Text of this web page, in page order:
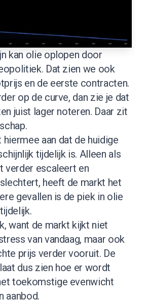
kan olie oplopen door
Dat zien we ook
en de eerste contracten.
op de curve, dan zie je dat
juist lager noteren. Daar zit
aan dat de huidige
tijdelijk is. Alleen als
verder escaleert en
heeft de markt het
gevallen is de piek in olie
want de markt kijkt niet
van vandaag, maar ook
prijs verder vooruit. De
dus zien hoe er wordt
toekomstige evenwicht
aanbod.